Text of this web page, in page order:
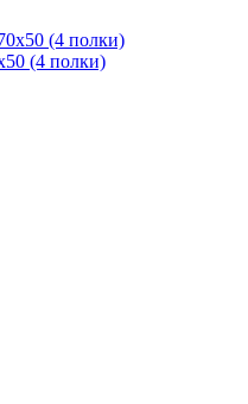
(4 полки)